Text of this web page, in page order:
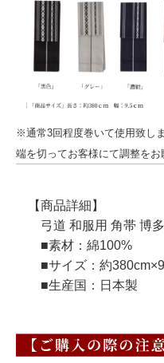
※通常3回程度巻いて使用致し
端を切ってお客様にて調整をお
【商品詳細】
弓道 和服用 角帯 博
■素材：綿100%
■サイズ：約
■生産国：日本製